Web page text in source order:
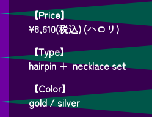
【Price】
¥8,610(税込) (ハロリ)
【Type】
hairpin + necklace set
【Color】
gold / silver